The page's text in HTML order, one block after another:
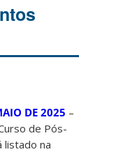
DE 2025 –
de Pós-
listado na